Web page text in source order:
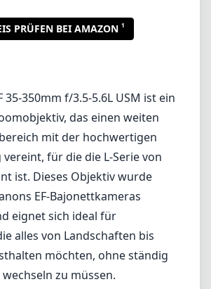
EF-Bajonettkameras
eignet sich ideal für
möchten, ohne ständig
zu müssen.
Design
dieses Objektivs ist
wie man es von der L-Serie
über ein robustes,
das einiges an
standhält. Das Objektiv
an, und der Tubus besteht
Materialien, die nicht nur
Objektivs gewährleisten,